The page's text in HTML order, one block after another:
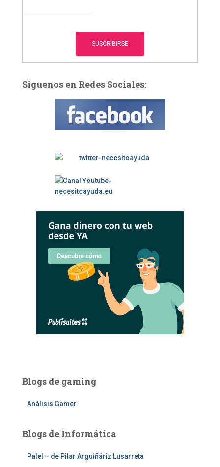
Síguenos en Redes Sociales:
Blogs de gaming
Análisis Gamer
Blogs de Informática
Palel – de Pilar Arguiñáriz Lusarreta